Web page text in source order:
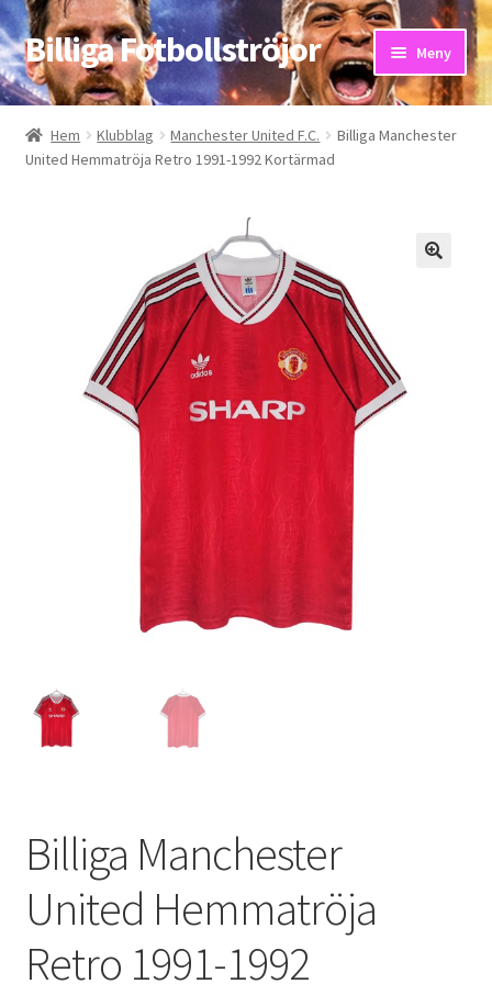
Hoppa
till
navigering
Hoppa
till
innehåll
Billiga Fotbollströjor Meny
Hem
Bloggar
Kontakta oss
Mitt konto
Hem Klubblag Manchester United F.C.
Billiga Manchester
United Hemmatröja Retro 1991-1992 Kortärmad
Billiga Manchester
United Hemmatröja
Retro 1991-1992